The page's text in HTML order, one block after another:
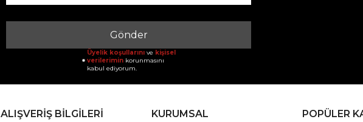
Gönder
Üyelik koşullarını ve kişisel
verilerimin korunmasını
kabul ediyorum.
ALIŞVERİŞ BİLGİLERİ KURUMSAL POPÜLER